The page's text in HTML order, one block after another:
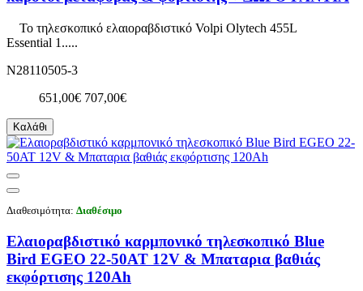
Το τηλεσκοπικό ελαιοραβδιστικό Volpi Olytech 455L
Essential 1.....
N28110505-3
651,00€ 707,00€
Καλάθι
Διαθεσιμότητα: Διαθέσιμο
Ελαιοραβδιστικό καρμπονικό τηλεσκοπικό Blue
Bird EGEO 22-50AT 12V & Μπαταρια βαθιάς
εκφόρτισης 120Ah